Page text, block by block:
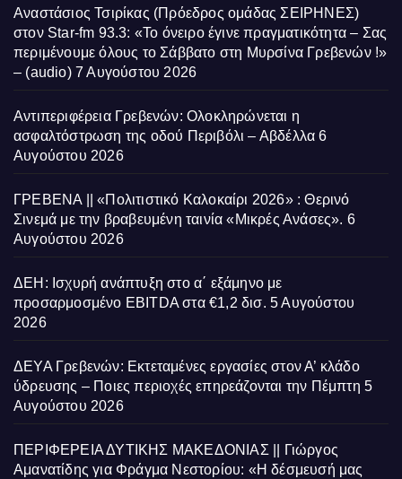
Αναστάσιος Τσιρίκας (Πρόεδρος ομάδας ΣΕΙΡΗΝΕΣ)
στον Star-fm 93.3: «Το όνειρο έγινε πραγματικότητα – Σας
περιμένουμε όλους το Σάββατο στη Μυρσίνα Γρεβενών !»
– (audio) 7 Αυγούστου 2026
Αντιπεριφέρεια Γρεβενών: Ολοκληρώνεται η
ασφαλτόστρωση της οδού Περιβόλι – Αβδέλλα 6
Αυγούστου 2026
ΓΡΕΒΕΝΑ || «Πολιτιστικό Καλοκαίρι 2026» : Θερινό
Σινεμά με την βραβευμένη ταινία «Μικρές Ανάσες». 6
Αυγούστου 2026
ΔΕΗ: Ισχυρή ανάπτυξη στο α΄ εξάμηνο με
προσαρμοσμένο EBITDA στα €1,2 δισ. 5 Αυγούστου
2026
ΔΕΥΑ Γρεβενών: Εκτεταμένες εργασίες στον Α’ κλάδο
ύδρευσης – Ποιες περιοχές επηρεάζονται την Πέμπτη 5
Αυγούστου 2026
ΠΕΡΙΦΕΡΕΙΑ ΔΥΤΙΚΗΣ ΜΑΚΕΔΟΝΙΑΣ || Γιώργος
Αμανατίδης για Φράγμα Νεστορίου: «Η δέσμευσή μας